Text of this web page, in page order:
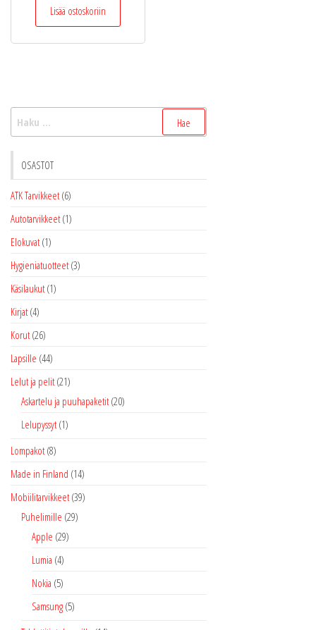
Lisää ostoskoriin
OSASTOT
ATK Tarvikkeet (6)
Autotarvikkeet (1)
Elokuvat (1)
Hygieniatuotteet (3)
Käsilaukut (1)
Kirjat (4)
Korut (26)
Lapsille (44)
Lelut ja pelit (21)
Askartelu ja puuhapaketit (20)
Lelupyssyt (1)
Lompakot (8)
Made in Finland (14)
Mobiilitarvikkeet (39)
Puhelimille (29)
Apple (29)
Lumia (4)
Nokia (5)
Samsung (5)